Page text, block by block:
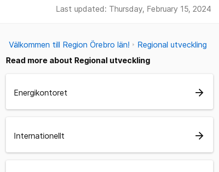
Last updated: Thursday, February 15, 2024
Välkommen till Region Örebro län!
Regional utveckling
Read more about Regional utveckling
Energikontoret arrow_forward
Internationellt arrow_forward